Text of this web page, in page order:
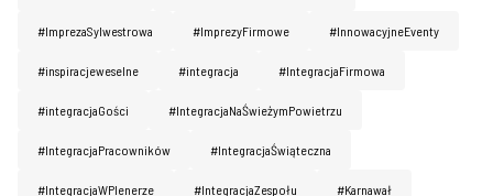
#ImprezaSylwestrowa #ImprezyFirmowe #InnowacyjneEventy
#inspiracjeweselne #integracja #IntegracjaFirmowa
#integracjaGości #IntegracjaNaŚwieżymPowietrzu
#IntegracjaPracowników #IntegracjaŚwiąteczna
#IntegracjaWPlenerze #IntegracjaZespołu #Karnawał